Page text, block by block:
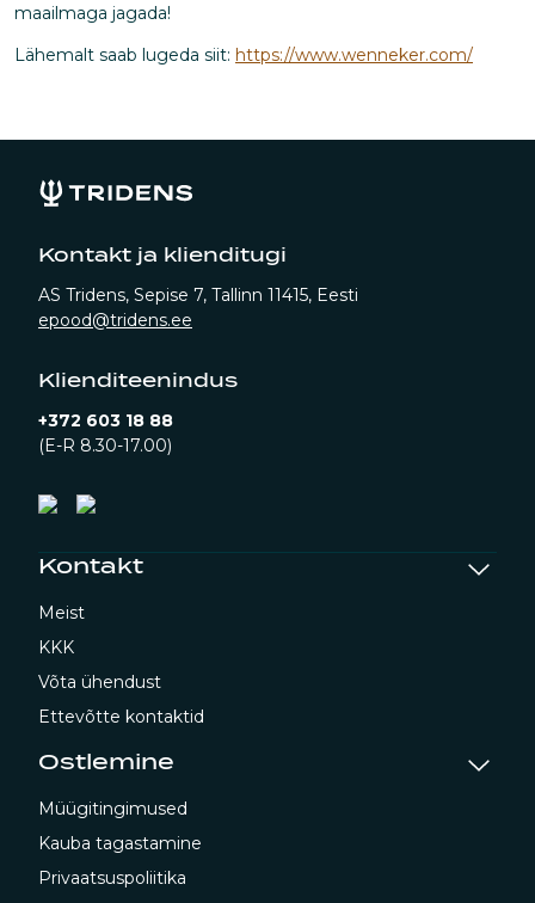
maailmaga jagada!
Lähemalt saab lugeda siit: https://www.wenneker.com/
Kontakt ja klienditugi
AS Tridens, Sepise 7, Tallinn 11415, Eesti
epood@tridens.ee
Klienditeenindus
+372 603 18 88
(E-R 8.30-17.00)
Kontakt
Meist
KKK
Võta ühendust
Ettevõtte kontaktid
Ostlemine
Müügitingimused
Kauba tagastamine
Privaatsuspoliitika